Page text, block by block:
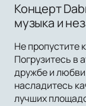
Концерт
музыка и
Не пропустите
Погрузитесь в
дружбе и
насладитесь
лучших